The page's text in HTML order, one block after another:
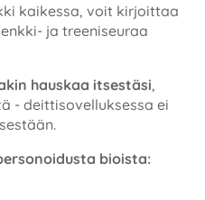
kaikessa, voit kirjoittaa
ja treeniseuraa
hauskaa itsestäsi,
- deittisovelluksessa ei
bioista: